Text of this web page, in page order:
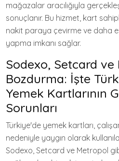
mağazalar aracılığıyla
sonuçlanır. Bu hizmet, kart
nakit paraya çevirme ve daha
yapma imkanı sağlar.
Sodexo, Setcard
Bozdurma: İşte
Yemek Kartlarının
Sorunları
Türkiye'de yemek kartları,
nedeniyle yaygın olarak
Sodexo, Setcard ve Metropol